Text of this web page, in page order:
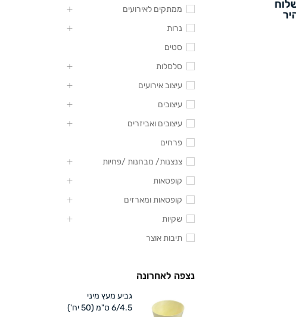
ממתקים לאירועים
נרות
סטים
סלסלות
עיצוב אירועים
עיצובים
עיצובים ואביזרים
פרחים
צנצנות/ מבחנות /פחיות
קופסאות
קופסאות ומארזים
שקיות
תיבות אוצר
נצפה לאחרונה
גביע מעץ מיני
6/4.5 ס"מ (50 יח')